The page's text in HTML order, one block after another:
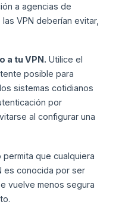
a agencias de
VPN deberían evitar,
a tu VPN. Utilice el
posible para
sistemas cotidianos
por
al configurar una
permita que cualquiera
es conocida por ser
vuelve menos segura